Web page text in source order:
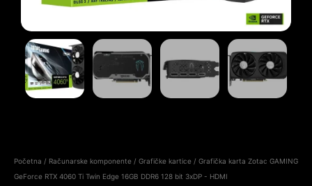
Početna / Računarske komponente / Grafičke kartice / Grafička karta Zotac GAMING
GeForce RTX 4060 Ti Twin Edge 16GB DDR6 128 bit 3xDP - HDMI